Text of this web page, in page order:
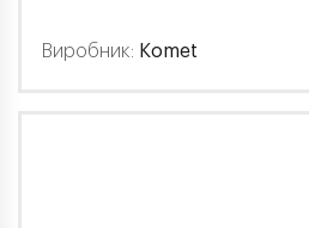
Виробник: Komet